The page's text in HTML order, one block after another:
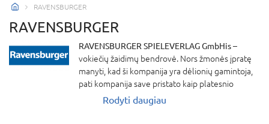
RAVENSBURGER
RAVENSBURGER
RAVENSBURGER SPIELEVERLAG GmbHis–
vokiečių žaidimų bendrovė. Nors žmonės įpratę
manyti, kad ši kompanija yra dėlionių gamintoja,
pati kompanija save pristato kaip platesnio
asortimento gamintoją. Įmonė taip pat gamina
Rodyti daugiau